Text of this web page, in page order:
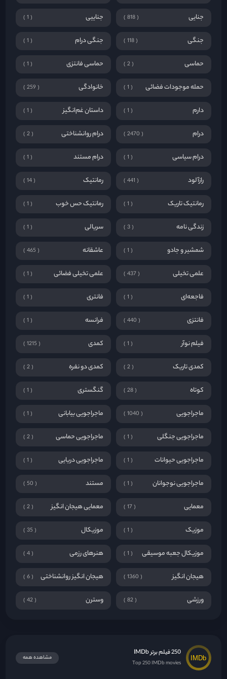
جنایی 818 جناییی 1
جنگی 118 جنگی درام 1
حماسی 2 حماسی فانتزی 1
حمله موجودات فضائی 1 خانوادگی 259
دارم 1 داستان غم‌انگیز 1
درام 2470 درام روانشناختی 2
درام سیاسی 1 درام مستند 1
رازآلود 441 رمانتیک 14
رمانتیک تاریک 1 رمانتیک حس خوب 1
زندگی نامه 3 سریالی 1
شمشیر و جادو 1 عاشقانه 465
علمی تخیلی 437 علمی تخیلی فضائی 1
فاجعه‌ای 1 فانتری 1
فانتزی 440 فرانسه 1
فیلم نوآر 1 کمدی 1215
کمدی تاریک 2 کمدی دو نفره 2
کوتاه 28 گنگستری 1
ماجراجویی 1040 ماجراجویی بیابانی 1
ماجراجویی جنگلی 1 ماجراجویی حماسی 2
ماجراجویی حیوانات 1 ماجراجویی دریایی 1
ماجراجویی نوجوانان 1 مستند 50
معمایی 17 معمایی هیجان انگیز 2
موزیک 1 موزیکال 35
موزیکال جعبه موسیقی 1 هنرهای رزمی 4
هیجان انگیز 1360 هیجان انگیز روانشناختی 6
ورزشی 82 وسترن 42
250 فیلم برتر IMDb
Top 250 IMDb movies
مشاهده همه